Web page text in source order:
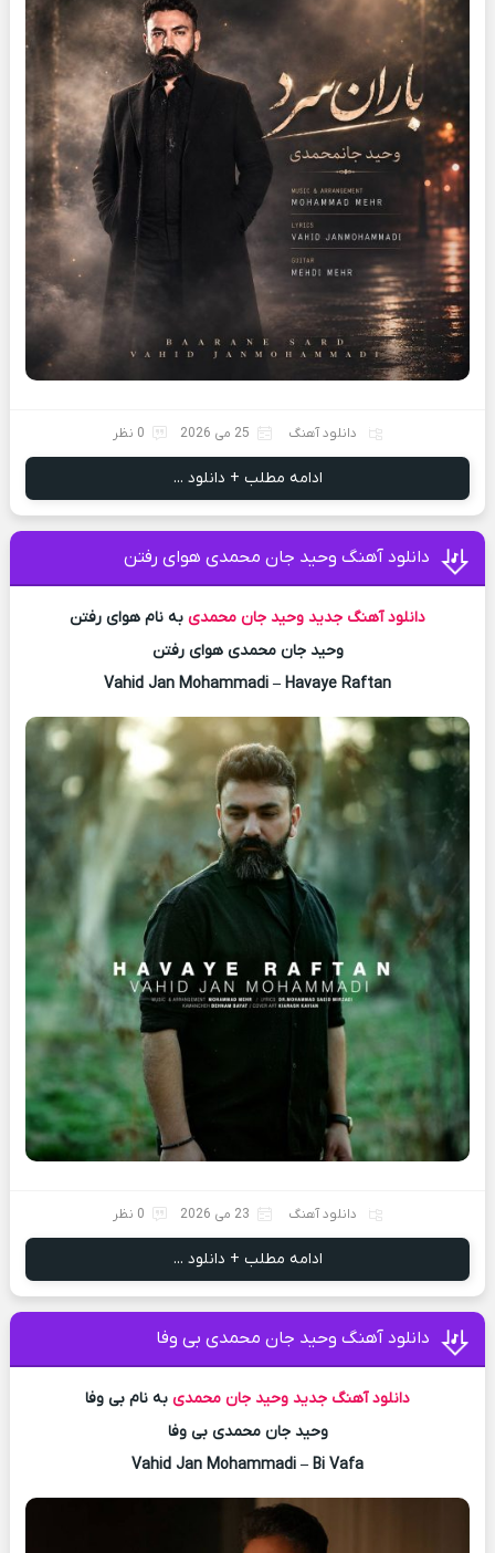
دانلود آهنگ 25 می 2026 0 نظر
ادامه مطلب + دانلود ...
دانلود آهنگ وحید جان محمدی هوای رفتن
دانلود آهنگ جدید وحید جان محمدی به نام هوای رفتن
وحید جان محمدی هوای رفتن
Vahid Jan Mohammadi – Havaye Raftan
دانلود آهنگ 23 می 2026 0 نظر
ادامه مطلب + دانلود ...
دانلود آهنگ وحید جان محمدی بی وفا
دانلود آهنگ جدید وحید جان محمدی به نام بی وفا
وحید جان محمدی بی وفا
Vahid Jan Mohammadi – Bi Vafa